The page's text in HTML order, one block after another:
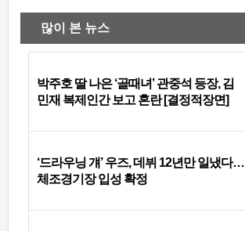
많이 본 뉴스
박주호 딸 나은 ‘골때녀’ 관중석 등장, 김
민재 복제인간 보고 혼란 [결정적장면]
‘드라우닝 걔’ 우즈, 데뷔 12년만 일냈다…
체조경기장 입성 확정